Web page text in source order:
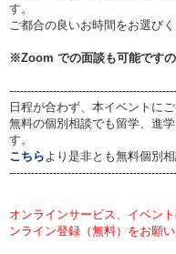
す。
ご都合の良いお時間をお選びく
※Zoom での面談も可能です
日程が合わず、本イベントに
無料の個別相談でも留学、進
す。
こちらより是非とも無料個別
オンラインサービス、イベン
ンライン登録（無料）をお願い